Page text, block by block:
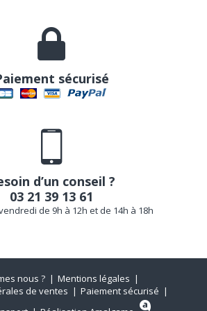
sécurisé
d’un conseil ?
03 21 39 13 61
de 9h à 12h et de 14h à 18h
nous ?
Mentions légales
de ventes
Paiement sécurisé